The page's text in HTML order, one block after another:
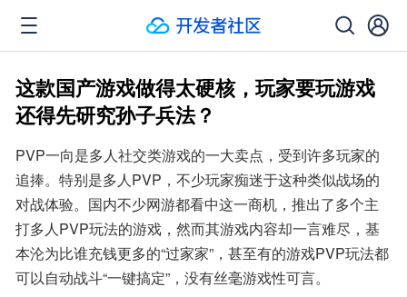
这款国产游戏做得太硬核，玩家要玩游戏
还得先研究孙子兵法？
PVP一向是多人社交类游戏的一大卖点，受到许多玩家的
追捧。特别是多人PVP，不少玩家痴迷于这种类似战场的
对战体验。国内不少网游都看中这一商机，推出了多个主
打多人PVP玩法的游戏，然而其游戏内容却一言难尽，基
本沦为比谁充钱更多的“过家家”，甚至有的游戏PVP玩法都
可以自动战斗“一键搞定”，没有丝毫游戏性可言。